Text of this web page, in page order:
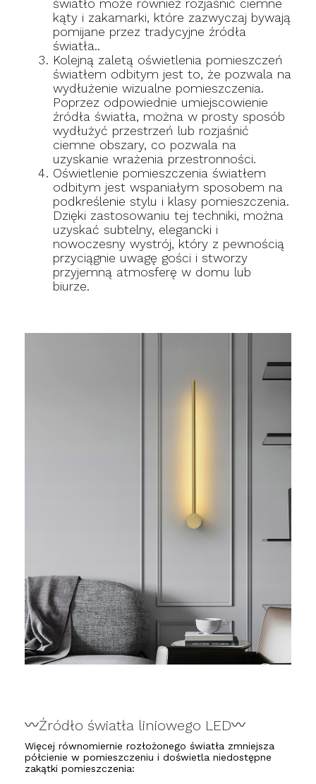
światło może również rozjaśnić ciemne
kąty i zakamarki, które zazwyczaj bywają
pomijane przez tradycyjne źródła
światła..
Kolejną zaletą oświetlenia pomieszczeń
światłem odbitym jest to, że pozwala na
wydłużenie wizualne pomieszczenia.
Poprzez odpowiednie umiejscowienie
źródła światła, można w prosty sposób
wydłużyć przestrzeń lub rozjaśnić
ciemne obszary, co pozwala na
uzyskanie wrażenia przestronności.
Oświetlenie pomieszczenia światłem
odbitym jest wspaniałym sposobem na
podkreślenie stylu i klasy pomieszczenia.
Dzięki zastosowaniu tej techniki, można
uzyskać subtelny, elegancki i
nowoczesny wystrój, który z pewnością
przyciągnie uwagę gości i stworzy
przyjemną atmosferę w domu lub
biurze.
〰️Źródło światła liniowego LED〰️
Więcej równomiernie rozłożonego światła zmniejsza
półcienie w pomieszczeniu i doświetla niedostępne
zakątki pomieszczenia: